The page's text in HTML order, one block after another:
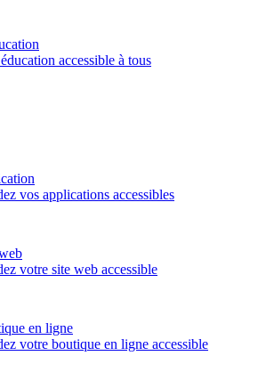
accessible à tous
vos applications accessibles
votre site web accessible
en ligne
votre boutique en ligne accessible